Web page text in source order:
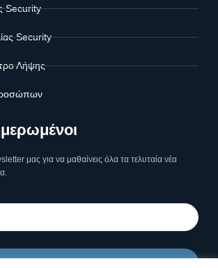
Security
Security
Λήψης
μας για να μαθαίνεις όλα τα τελυταία νέα